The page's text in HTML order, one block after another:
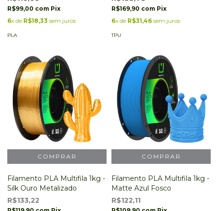
R$99,00 com Pix
6x de R$18,33 sem juros
PLA
R$169,90 com Pix
6x de R$31,46 sem juros
TPU
Filamento PLA Multifila 1kg -
Silk Ouro Metalizado
R$133,22
Filamento PLA Multifila 1kg -
Matte Azul Fosco
R$122,11